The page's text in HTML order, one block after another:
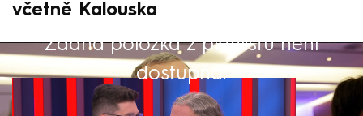
včetně Kalouska
Žádná položka z playlistu není
dostupná.
Výběr redakce